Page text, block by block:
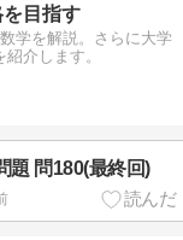
目指す
学を解説。さらに大学
介します。
題 問180(最終回)